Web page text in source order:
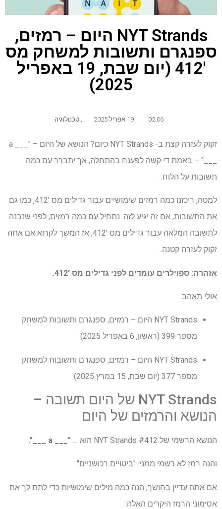
NYT Strands היום – רמזים,
ספנגרם ותשובות למשחק מס
'412 (יום שבת, 19 באפריל
2025)
02:06 טכנולוגיה
זקוק לעזרה קצת ב- NYT Strands כיום? הנושא של היום – "___ a
___" – באמת די קשה לפענח בהתחלה, אך יתברר עם כמה
תשובות על הלוח.
למטה, ריכזנו כמה רמזים שימושיים עבור גדילים מס '412, כמו גם
את התשובות, אם זה יגיע לזה. נתחיל עם כמה רמזים, לפני שנבנה
לתשובה המלאה עבור גדילים מס '412, אז המשך לקרוא אם אתה
זקוק לעזרה קטנה.
אזהרה: ספוילרים עומדים לפני גדילים מס '412.
אולי תאהב
NYT Strands היום – רמזים, ספנגרם ותשובות למשחק
מספר 399 (ראשון, 6 באפריל 2025)
NYT Strands היום – רמזים, ספנגרם ותשובות למשחק
מספר 377 (יום שבת, 15 במרץ 2025)
NYT Strands של היום תשובה –
הנושא והרמזים של היום
הנושא הרשמי של NYT Strands #412 הוא … "___ a ___".
והנה רמז לא רשמי ממני: "ביטויים רכושניים".
אם אתה עדיין בחושך, הנה כמה מילים שימושיות כדי לתת לך את
אסימוני הרמז היקרים האלה: